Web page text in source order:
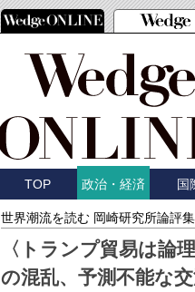
TOP 政治・経済 国
世界潮流を読む 岡崎研究所論評集
〈トランプ貿易は論
の混乱、予測不能な